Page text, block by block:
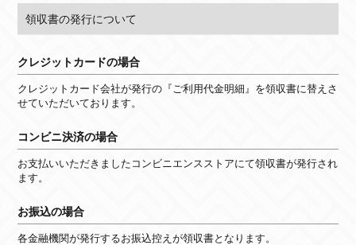
領収書の発行について
クレジットカードの場合
クレジットカード会社が発行の『ご利用代金明細』を領収書に替えさ
せていただいております。
コンビニ決済の場合
お支払いいただきましたコンビニエンスストアにて領収書が発行され
ます。
お振込の場合
各金融機関が発行するお振込控えが領収書となります。